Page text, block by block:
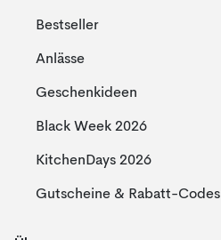
Bestseller
Anlässe
Geschenkideen
Black Week 2026
KitchenDays 2026
Gutscheine & Rabatt-Codes